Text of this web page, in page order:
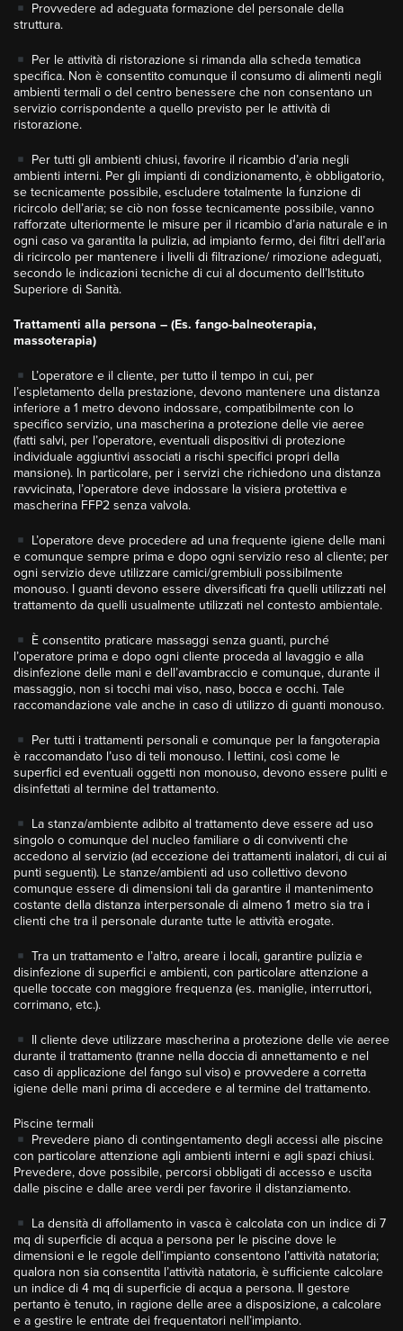
Provvedere ad adeguata formazione del personale della
struttura.
Per le attività di ristorazione si rimanda alla scheda tematica
specifica. Non è consentito comunque il consumo di alimenti negli
ambienti termali o del centro benessere che non consentano un
servizio corrispondente a quello previsto per le attività di
ristorazione.
Per tutti gli ambienti chiusi, favorire il ricambio d’aria negli
ambienti interni. Per gli impianti di condizionamento, è obbligatorio,
se tecnicamente possibile, escludere totalmente la funzione di
ricircolo dell’aria; se ciò non fosse tecnicamente possibile, vanno
rafforzate ulteriormente le misure per il ricambio d’aria naturale e in
ogni caso va garantita la pulizia, ad impianto fermo, dei filtri dell’aria
di ricircolo per mantenere i livelli di filtrazione/ rimozione adeguati,
secondo le indicazioni tecniche di cui al documento dell’Istituto
Superiore di Sanità.
Trattamenti alla persona – (Es. fango-balneoterapia,
massoterapia)
L’operatore e il cliente, per tutto il tempo in cui, per
l’espletamento della prestazione, devono mantenere una distanza
inferiore a 1 metro devono indossare, compatibilmente con lo
specifico servizio, una mascherina a protezione delle vie aeree
(fatti salvi, per l’operatore, eventuali dispositivi di protezione
individuale aggiuntivi associati a rischi specifici propri della
mansione). In particolare, per i servizi che richiedono una distanza
ravvicinata, l’operatore deve indossare la visiera protettiva e
mascherina FFP2 senza valvola.
L’operatore deve procedere ad una frequente igiene delle mani
e comunque sempre prima e dopo ogni servizio reso al cliente; per
ogni servizio deve utilizzare camici/grembiuli possibilmente
monouso. I guanti devono essere diversificati fra quelli utilizzati nel
trattamento da quelli usualmente utilizzati nel contesto ambientale.
È consentito praticare massaggi senza guanti, purché
l’operatore prima e dopo ogni cliente proceda al lavaggio e alla
disinfezione delle mani e dell’avambraccio e comunque, durante il
massaggio, non si tocchi mai viso, naso, bocca e occhi. Tale
raccomandazione vale anche in caso di utilizzo di guanti monouso.
Per tutti i trattamenti personali e comunque per la fangoterapia
è raccomandato l’uso di teli monouso. I lettini, così come le
superfici ed eventuali oggetti non monouso, devono essere puliti e
disinfettati al termine del trattamento.
La stanza/ambiente adibito al trattamento deve essere ad uso
singolo o comunque del nucleo familiare o di conviventi che
accedono al servizio (ad eccezione dei trattamenti inalatori, di cui ai
punti seguenti). Le stanze/ambienti ad uso collettivo devono
comunque essere di dimensioni tali da garantire il mantenimento
costante della distanza interpersonale di almeno 1 metro sia tra i
clienti che tra il personale durante tutte le attività erogate.
Tra un trattamento e l’altro, areare i locali, garantire pulizia e
disinfezione di superfici e ambienti, con particolare attenzione a
quelle toccate con maggiore frequenza (es. maniglie, interruttori,
corrimano, etc.).
Il cliente deve utilizzare mascherina a protezione delle vie aeree
durante il trattamento (tranne nella doccia di annettamento e nel
caso di applicazione del fango sul viso) e provvedere a corretta
igiene delle mani prima di accedere e al termine del trattamento.
Piscine termali
Prevedere piano di contingentamento degli accessi alle piscine
con particolare attenzione agli ambienti interni e agli spazi chiusi.
Prevedere, dove possibile, percorsi obbligati di accesso e uscita
dalle piscine e dalle aree verdi per favorire il distanziamento.
La densità di affollamento in vasca è calcolata con un indice di 7
mq di superficie di acqua a persona per le piscine dove le
dimensioni e le regole dell’impianto consentono l’attività natatoria;
qualora non sia consentita l’attività natatoria, è sufficiente calcolare
un indice di 4 mq di superficie di acqua a persona. Il gestore
pertanto è tenuto, in ragione delle aree a disposizione, a calcolare
e a gestire le entrate dei frequentatori nell’impianto.